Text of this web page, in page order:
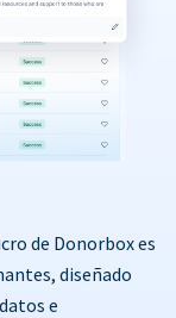
de Donorbox es
diseñado
e